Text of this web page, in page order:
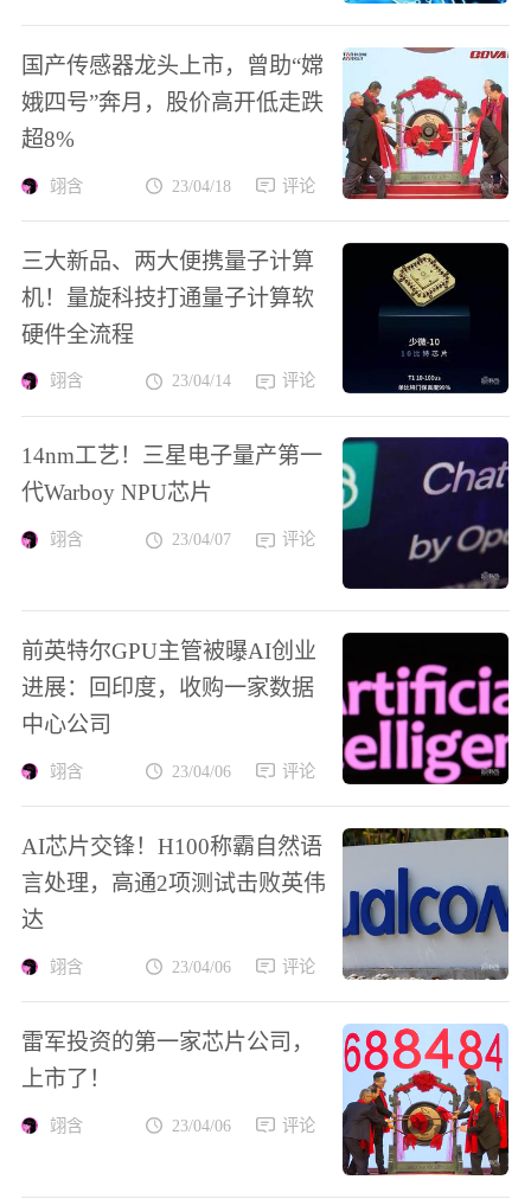
国产传感器龙头上市，曾助“嫦
娥四号”奔月，股价高开低走跌
超8%
翊含 23/04/18 评论
三大新品、两大便携量子计算
机！量旋科技打通量子计算软
硬件全流程
翊含 23/04/14 评论
14nm工艺！三星电子量产第一
代Warboy NPU芯片
翊含 23/04/07 评论
前英特尔GPU主管被曝AI创业
进展：回印度，收购一家数据
中心公司
翊含 23/04/06 评论
AI芯片交锋！H100称霸自然语
言处理，高通2项测试击败英伟
达
翊含 23/04/06 评论
雷军投资的第一家芯片公司，
上市了！
翊含 23/04/06 评论